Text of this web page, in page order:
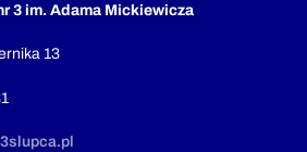
3 im. Adama Mickiewicza
13